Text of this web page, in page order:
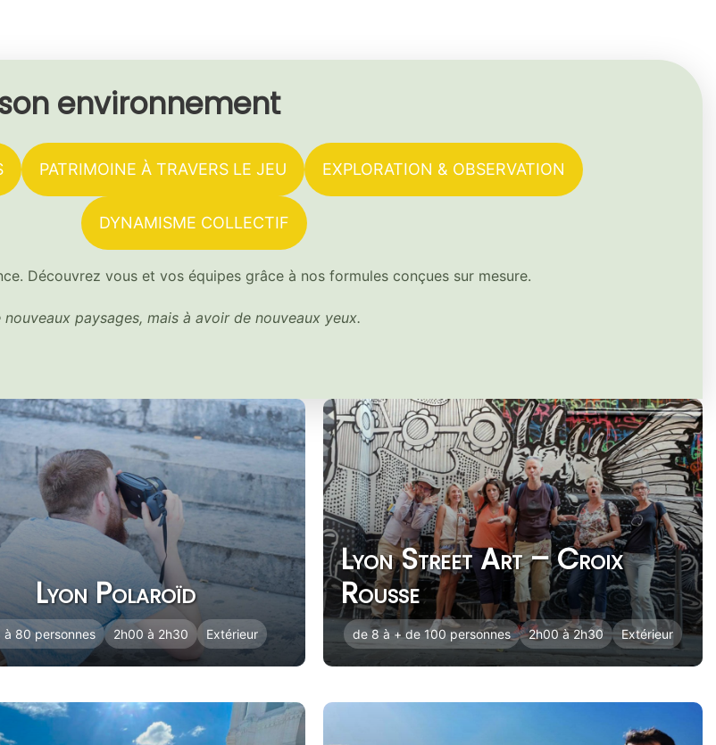
environnement
PATRIMOINE À TRAVERS LE JEU EXPLORATION & OBSERVATION
DYNAMISME COLLECTIF
Découvrez vous et vos équipes grâce à nos formules conçues sur mesure.
paysages, mais à avoir de nouveaux yeux.
Lyon Polaroïd
à 80 personnes 2h00 à 2h30 Extérieur
Lyon Street Art – Croix
Rousse
de 8 à + de 100 personnes 2h00 à 2h30 Extérieur